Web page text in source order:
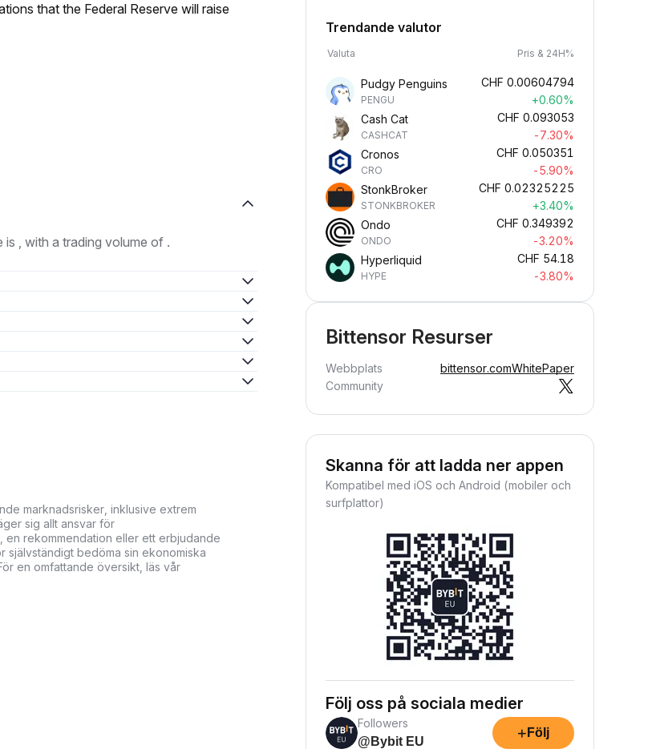
that the Federal Reserve will raise
, with a trading volume of .
marknadsrisker, inklusive extrem
sig allt ansvar för
en rekommendation eller ett erbjudande
självständigt bedöma sin ekonomiska
en omfattande översikt, läs vår
Trendande valutor
Valuta Pris & 24H%
Pudgy Penguins
PENGU
CHF 0.00604794
+0.60%
Cash Cat
CASHCAT
CHF 0.093053
-7.30%
Cronos
CRO
CHF 0.050351
-5.90%
StonkBroker
STONKBROKER
CHF 0.02325225
+3.40%
Ondo
ONDO
CHF 0.349392
-3.20%
Hyperliquid
HYPE
CHF 54.18
-3.80%
Bittensor Resurser
Webbplats bittensor.comWhitePaper
Community
Skanna för att ladda ner appen
Kompatibel med iOS och Android (mobiler och
surfplattor)
Följ oss på sociala medier
Followers
@Bybit EU
+ Följ